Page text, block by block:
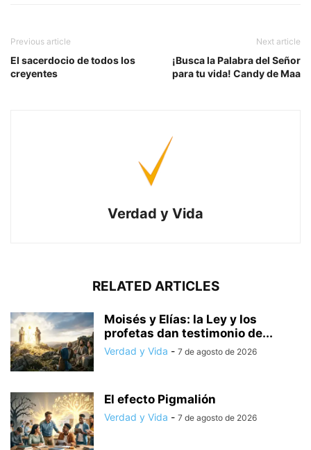
Previous article
El sacerdocio de todos los
creyentes
Next article
¡Busca la Palabra del Señor
para tu vida! Candy de Maa
Verdad y Vida
RELATED ARTICLES
Moisés y Elías: la Ley y los
profetas dan testimonio de...
Verdad y Vida - 7 de agosto de 2026
El efecto Pigmalión
Verdad y Vida - 7 de agosto de 2026